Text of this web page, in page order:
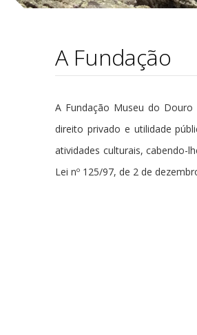
A Fundação
A Fundação Museu do
direito privado e utilidade
atividades culturais, cabendo-
Lei nº 125/97, de 2 de